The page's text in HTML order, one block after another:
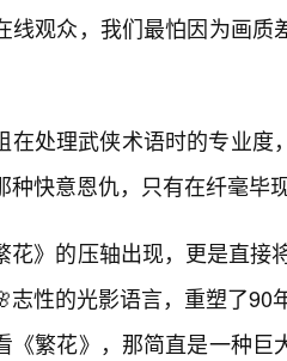
线观众，我们最怕因为画
在处理武侠术语时的专业
种快意恩仇，只有在纤毫毕
花》的压轴出现，更是直接
志性的光影语言，重塑了
《繁花》，那简直是一种